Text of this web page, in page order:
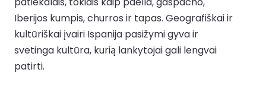
Iberijos kumpis, churros ir tapas. Geografiškai ir
kultūriškai įvairi Ispanija pasižymi gyva ir
svetinga kultūra, kurią lankytojai gali lengvai
patirti.